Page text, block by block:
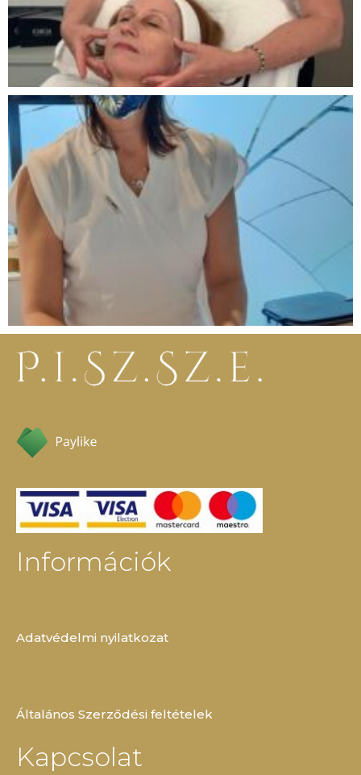
Információk
Adatvédelmi nyilatkozat
Általános Szerződési feltételek
Kapcsolat